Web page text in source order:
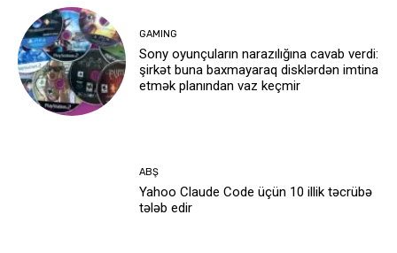
GAMING
Sony oyunçuların narazılığına cavab verdi:
şirkət buna baxmayaraq disklərdən imtina
etmək planından vaz keçmir
ABŞ
Yahoo Claude Code üçün 10 illik təcrübə
tələb edir